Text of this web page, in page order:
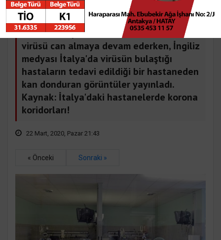
Çin'in Wuhan kentinde Aralık 2019'da
ortaya çıkan ve Dünya Sağlık Örgütü
tarafından 'pandemik' ilan etti. Korona
virüsü can almaya devam ederken, İngiliz
medyası İtalya'da virüsün bulaştığı
hastaların tedavi edildiği bir hastaneden
kan donduran görüntüler yayınladı.
Kaynak: İtalya'daki hastanelerde korona
koridorları!
22 Mart, 2020, Pazar 21:43
« Önceki Sonraki »